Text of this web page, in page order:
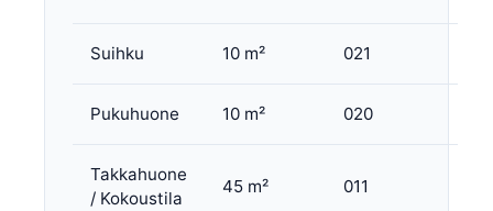
Suihku 10 m² 021
Pukuhuone 10 m² 020
Takkahuone
/ Kokoustila
45 m² 011